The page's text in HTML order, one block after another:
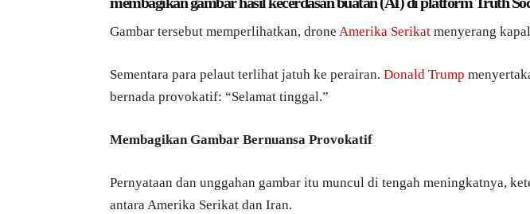
Gambar tersebut memperlihatkan, drone Amerika Serikat menyerang
Sementara para pelaut terlihat jatuh ke perairan. Donald Trump
bernada provokatif: “Selamat tinggal.”
Membagikan Gambar Bernuansa Provokatif
Pernyataan dan unggahan gambar itu muncul di tengah meningkatnya,
antara Amerika Serikat dan Iran.